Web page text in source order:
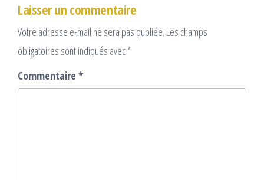
Laisser un commentaire
Votre adresse e-mail ne sera pas publiée. Les champs
obligatoires sont indiqués avec*
Commentaire *